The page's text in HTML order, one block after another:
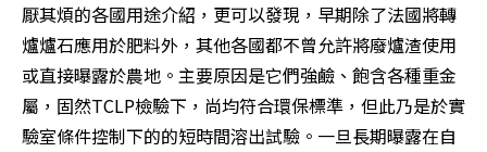
厭其煩的各國用途介紹，更可以發現，早期除了法國將轉
爐爐石應用於肥料外，其他各國都不曾允許將廢爐渣使用
或直接曝露於農地。主要原因是它們強鹼、飽含各種重金
屬，固然TCLP檢驗下，尚均符合環保標準，但此乃是於實
驗室條件控制下的的短時間溶出試驗。一旦長期曝露在自